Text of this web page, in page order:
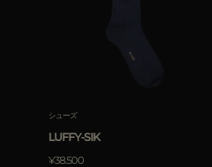
シューズ
LUFFY-SIK
¥38.500